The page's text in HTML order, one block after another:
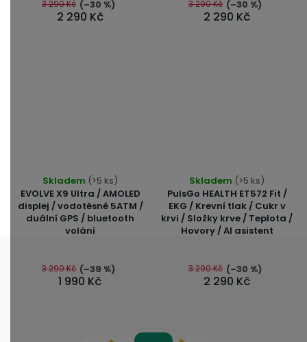
5
hvězdiček.
2 290 Kč
3 290 Kč (–30 %)
2 290 Kč
3 290 Kč (–30 %)
EVOLVE X9 Ultra / AMOLED
displej / vodotěsné 5ATM /
duální GPS / bluetooth
volání
Skladem (>5 ks)
1 990 Kč
3 290 Kč (–39 %)
PulsGo HEALTH ET572 Fit /
EKG / Krevní tlak / Cukr v
krvi / Složky krve / Teplota /
Hovory / AI asistent
Skladem (>5 ks)
2 290 Kč
3 290 Kč (–30 %)